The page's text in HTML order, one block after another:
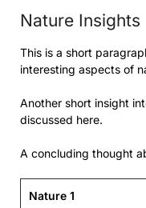
Nature Insights
This is a short
interesting aspects of
Another short insight
discussed here.
A concluding thought
Nature 1